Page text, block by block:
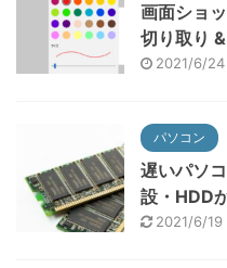
画面ショ
切り取り
2021/6/24
パソコン
遅いパソ
設・HDD
2021/6/19